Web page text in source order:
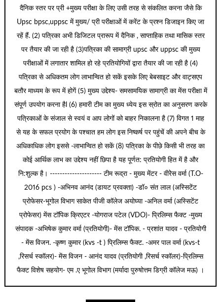
दैनिक स्तर पर प्री +मुख्य परीक्षा के लिए उसी तरह से संकलित करना जैसे कि
Upsc bpsc,uppsc में मुख्य/ प्री परीक्षाओं में करेंट के प्रश्न डिजाइन किए जा
रहें हैं. (2) पत्रिका अभी डिजिटल प्रारूप में दैनिक , साप्ताहिक तथा मासिक स्तर
पर तैयार की जा रही है (3)पत्रिका की सामाग्री upsc और uppsc की मुख्य
परीक्षाओं में लगातार शामिल हो रहे प्रतियोगियों द्वारा तैयार की जा रही है (4)
पत्रिका से अधिकतम लोग लाभान्वित हो सकें इसके लिए बेबसाइट और वाट्सएप
बतौर माध्यम के रूप में होगें (5) मुख्य उद्देश्य- समसामयिक सामाग्री का मेंस परीक्षा में
संपूर्ण उपयोग करना हैl (6) हमारी टीम का मुख्य ध्येय इस स्रोत का अनुसरण करके
पत्रिकाओं के संजाल से स्वयं व आप लोगों को बाहर निकालना है (7) विगत 1 माह
से यह के सफल प्रयोग के पश्चात हम लोग इस निष्कर्ष पर पहुंचें की अपने बीच के
अधिकाधिक लोग इससे -लाभान्वित हो सकें (8) पत्रिका के पीछे किसी भी तरह का
कोई आर्थिक लाभ का उद्देश्य नहीं छिपा है यह पूर्णत: प्रतियोगी हित में है और
नि:शुल्क है। --------------------- टीम रूद्रा - मुख्य मेंटर - वीरेेस वर्मा (T.O-
2016 pcs ) -अभिनव आनंद (डायट प्रवक्ता) -डॉ० संत लाल (अस्सिटेंट
प्रोफेसर-भूगोल विभाग साकेत पीजी कॉलेज अयोघ्या -अनिल वर्मा (अस्सिटेंट
प्रोफेसर) मेंस टॉपिक क्रिएटर -योगराज पटेल (VDO)- प्रिलिम्स फैक्ट -मुख्य
संपादक -अभिषेक कुमार वर्मा (प्रतियोगी)- मेंस टॉपिक. - प्रशांत यादव - प्रतियोगी
- मेंस विजन. -कृष्ण कुमार (kvs -t ) प्रिलिम्स फैक्ट. -अमर पाल वर्मा (kvs-t
,रिसर्च स्कॉलर)- मेंस विजन - आनंद यादव (प्रतियोगी ,रिसर्च स्कॉलर)-प्रिलिम्स
फैक्ट विशेष सहयोग- एम .ए भूगोल विभाग (मर्यादा पुरुषोत्तम डिग्री कॉलेज मऊ) ।